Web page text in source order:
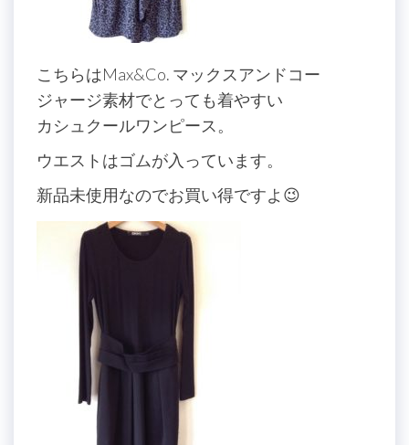
こちらはMax&Co. マックスアンドコー
ジャージ素材でとっても着やすい
カシュクールワンピース。
ウエストはゴムが入っています。
新品未使用なのでお買い得ですよ😉